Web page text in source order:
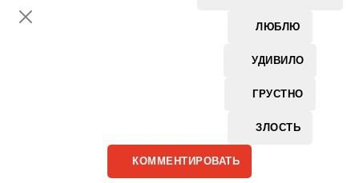
ЛЮБЛЮ
УДИВИЛО
ГРУСТНО
ЗЛОСТЬ
КОММЕНТИРОВАТЬ